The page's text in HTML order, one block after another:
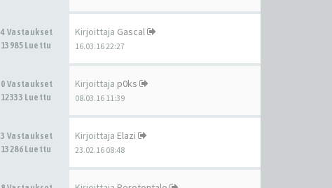
4 Vastaukset
13985 Luettu
Kirjoittaja Gascal
16.03.16 22:27
0 Vastaukset
12333 Luettu
Kirjoittaja p0ks
08.03.16 11:39
3 Vastaukset
13286 Luettu
Kirjoittaja Elazi
23.02.16 08:48